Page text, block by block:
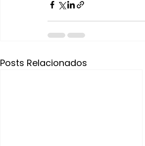
Posts Relacionados